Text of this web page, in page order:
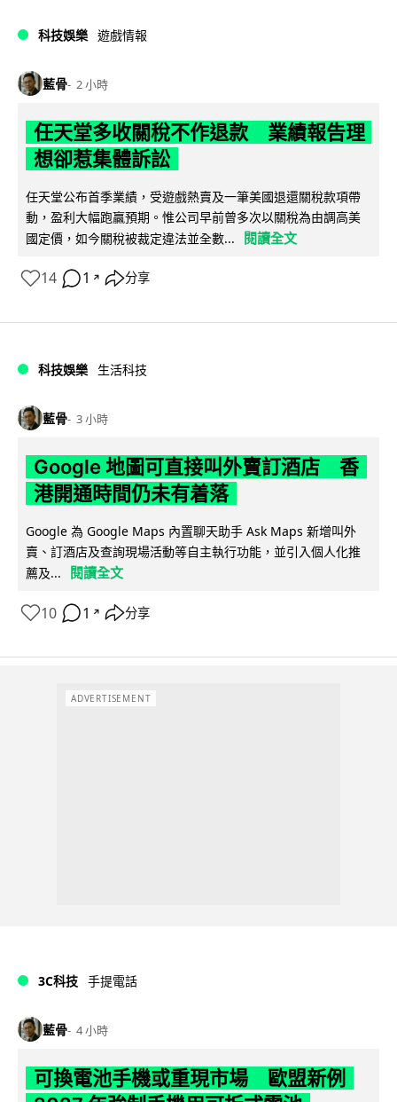
科技娛樂 遊戲情報
藍骨 2 小時
任天堂多收關稅不作退款 業績報告理
想卻惹集體訴訟
任天堂公布首季業績，受遊戲熱賣及一筆美國退還關稅款項帶
動，盈利大幅跑贏預期。惟公司早前曾多次以關稅為由調高美
國定價，如今關稅被裁定違法並全數...
閱讀全文
14 1 ↗ 分享
科技娛樂 生活科技
藍骨 3 小時
Google 地圖可直接叫外賣訂酒店 香
港開通時間仍未有着落
Google 為 Google Maps 內置聊天助手 Ask Maps 新增叫外
賣、訂酒店及查詢現場活動等自主執行功能，並引入個人化推
薦及...
閱讀全文
10 1 ↗ 分享
ADVERTISEMENT
3C科技 手提電話
藍骨 4 小時
可換電池手機或重現市場 歐盟新例